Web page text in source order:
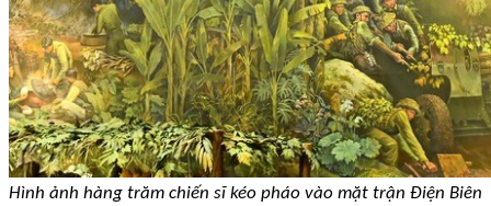
Hình ảnh hàng trăm chiến sĩ kéo pháo vào mặt trận Điện Biên